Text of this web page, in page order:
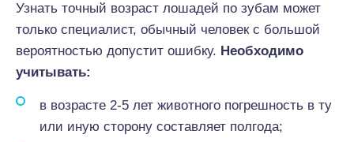
Узнать точный возраст лошадей по зубам может
только специалист, обычный человек с большой
вероятностью допустит ошибку. Необходимо
учитывать:
в возрасте 2-5 лет животного погрешность в ту
или иную сторону составляет полгода;